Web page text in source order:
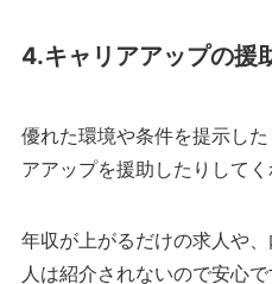
4.キャリアアップの援
優れた環境や条件を提示し
アアップを援助したりしてく
年収が上がるだけの求人や
人は紹介されないので安心で